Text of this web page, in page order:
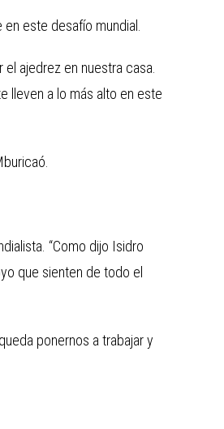
este desafío mundial.
ajedrez en nuestra casa.
lleven a lo más alto en este
“Como dijo Isidro
que sienten de todo el
ponernos a trabajar y